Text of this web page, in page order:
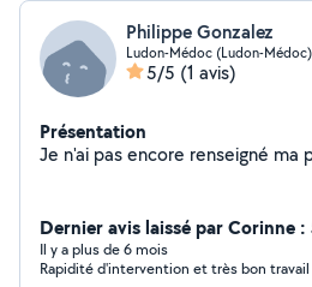
Philippe Gonzalez
Ludon-Médoc (Ludon-Médoc)
5/5 (1 avis)
Présentation
Dernier avis laissé par Corinne
Il y a plus de 6 mois
Rapidité d'intervention et très bon travail